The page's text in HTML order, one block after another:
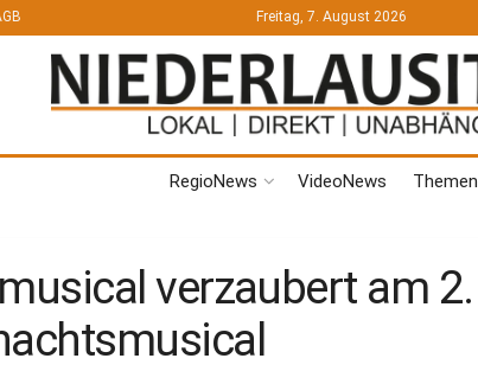
Freitag, 7. August 2026
RegioNews VideoNews Themen
verzaubert am 2.